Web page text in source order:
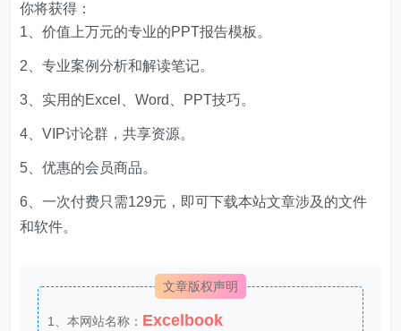
你将获得：
1、价值上万元的专业的PPT报告模板。
2、专业案例分析和解读笔记。
3、实用的Excel、Word、PPT技巧。
4、VIP讨论群，共享资源。
5、优惠的会员商品。
6、一次付费只需129元，即可下载本站文章涉及的文件
和软件。
文章版权声明
1、本网站名称： Excelbook